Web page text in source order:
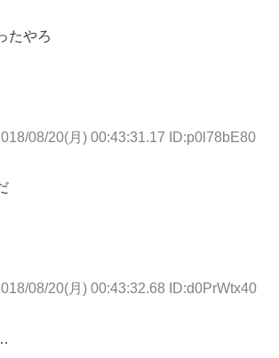
たやろ
08/20(月) 00:43:31.17 ID:p0l78bE80
08/20(月) 00:43:32.68 ID:d0PrWtx40